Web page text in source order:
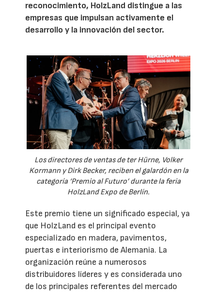
reconocimiento, HolzLand distingue a las
empresas que impulsan activamente el
desarrollo y la innovación del sector.
Los directores de ventas de ter Hürne, Volker
Kormann y Dirk Becker, reciben el galardón en la
categoría ‘Premio al Futuro’ durante la feria
HolzLand Expo de Berlín.
Este premio tiene un significado especial, ya
que HolzLand es el principal evento
especializado en madera, pavimentos,
puertas e interiorismo de Alemania. La
organización reúne a numerosos
distribuidores líderes y es considerada uno
de los principales referentes del mercado